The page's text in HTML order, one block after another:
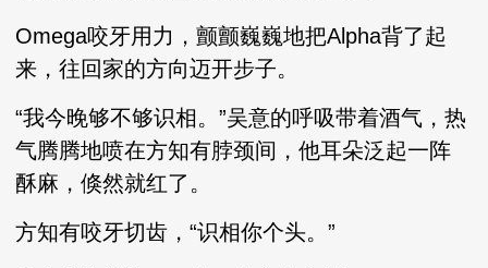
Omega咬牙用力，颤颤巍巍地把Alpha背了起
来，往回家的方向迈开步子。
“我今晚够不够识相。”吴意的呼吸带着酒气，热
气腾腾地喷在方知有脖颈间，他耳朵泛起一阵
酥麻，倏然就红了。
方知有咬牙切齿，“识相你个头。”